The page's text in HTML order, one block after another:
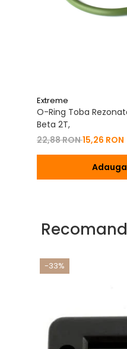
Extreme
O-Ring Toba
Beta 2T,
22,88 RON15,26 RON
-33%